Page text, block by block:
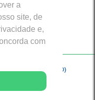
a
site, de
e,
com
Porto Velho (RO)
por